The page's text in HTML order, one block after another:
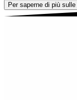
Per saperne di più